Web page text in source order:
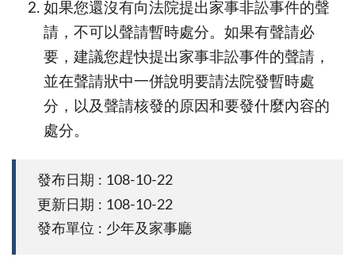
如果您還沒有向法院提出家事非訟事件的聲
請，不可以聲請暫時處分。如果有聲請必
要，建議您趕快提出家事非訟事件的聲請，
並在聲請狀中一併說明要請法院發暫時處
分，以及聲請核發的原因和要發什麼內容的
處分。
發布日期 : 108-10-22
更新日期 : 108-10-22
發布單位 : 少年及家事廳